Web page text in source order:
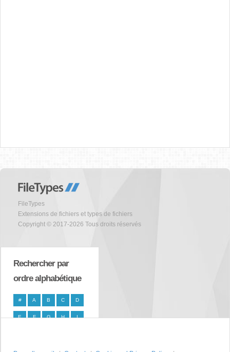
FileTypes
Extensions de fichiers et types de fichiers
Copyright © 2017-2026 Tous droits réservés
Rechercher par
ordre alphabétique
# A B C D
E F G H I
P S